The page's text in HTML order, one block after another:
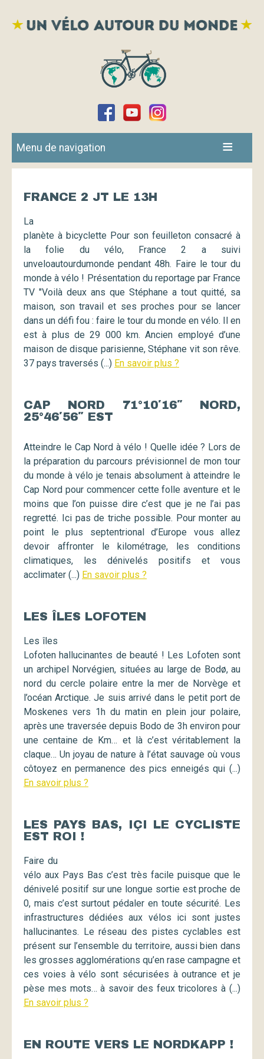
Menu de navigation
FRANCE 2 JT LE 13H
La
planète à bicyclette Pour son feuilleton consacré à
la folie du vélo, France 2 a suivi
unveloautourdumonde pendant 48h. Faire le tour du
monde à vélo ! Présentation du reportage par France
TV "Voilà deux ans que Stéphane a tout quitté, sa
maison, son travail et ses proches pour se lancer
dans un défi fou : faire le tour du monde en vélo. Il en
est à plus de 29 000 km. Ancien employé d’une
maison de disque parisienne, Stéphane vit son rêve.
37 pays traversés (...) En savoir plus ?
CAP NORD 71°10′16″ NORD,
25°46′56″ EST
Atteindre le Cap Nord à vélo ! Quelle idée ? Lors de
la préparation du parcours prévisionnel de mon tour
du monde à vélo je tenais absolument à atteindre le
Cap Nord pour commencer cette folle aventure et le
moins que l’on puisse dire c’est que je ne l’ai pas
regretté. Ici pas de triche possible. Pour monter au
point le plus septentrional d’Europe vous allez
devoir affronter le kilométrage, les conditions
climatiques, les dénivelés positifs et vous
acclimater (...) En savoir plus ?
LES ÎLES LOFOTEN
Les îles
Lofoten hallucinantes de beauté ! Les Lofoten sont
un archipel Norvégien, situées au large de Bodø, au
nord du cercle polaire entre la mer de Norvège et
l’océan Arctique. Je suis arrivé dans le petit port de
Moskenes vers 1h du matin en plein jour polaire,
après une traversée depuis Bodo de 3h environ pour
une centaine de Km… et là c’est véritablement la
claque… Un joyau de nature à l’état sauvage où vous
côtoyez en permanence des pics enneigés qui (...)
En savoir plus ?
LES PAYS BAS, IÇI LE CYCLISTE
EST ROI !
Faire du
vélo aux Pays Bas c’est très facile puisque que le
dénivelé positif sur une longue sortie est proche de
0, mais c’est surtout pédaler en toute sécurité. Les
infrastructures dédiées aux vélos ici sont justes
hallucinantes. Le réseau des pistes cyclables est
présent sur l’ensemble du territoire, aussi bien dans
les grosses agglomérations qu’en rase campagne et
ces voies à vélo sont sécurisées à outrance et je
pèse mes mots… à savoir des feux tricolores à (...)
En savoir plus ?
EN ROUTE VERS LE NORDKAPP !